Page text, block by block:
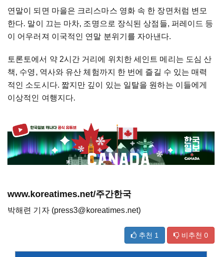
연말이 되면 마을은 크리스마스 영화 속 한 장면처럼 변모
한다. 말이 끄는 마차, 조명으로 장식된 상점들, 퍼레이드 등
이 어우러져 이국적인 연말 분위기를 자아낸다.
토론토에서 약 2시간 거리에 위치한 세인트 메리는 도심 산
책, 수영, 역사와 유산 체험까지 한 번에 즐길 수 있는 매력
적인 소도시다. 짧지만 깊이 있는 일탈을 원하는 이들에게
이상적인 여행지다.
www.koreatimes.net/주간한국
박해련 기자 (press3@koreatimes.net)
추천 1 비추천 0